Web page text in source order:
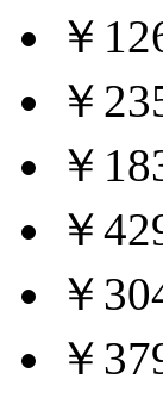
￥
￥
￥
￥
￥
￥